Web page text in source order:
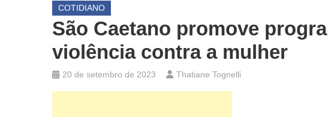
COTIDIANO
São Caetano promove
violência contra a mulher
20 de setembro de 2023 Thatiane Tognelli